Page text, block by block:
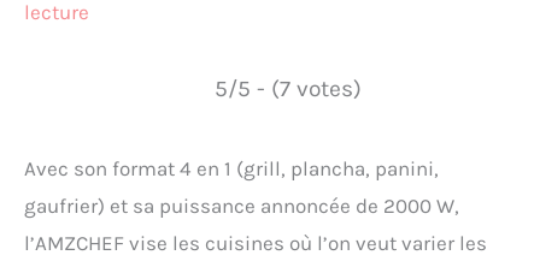
lecture
5/5 - (7 votes)
Avec son format 4 en 1 (grill, plancha, panini,
gaufrier) et sa puissance annoncée de 2000 W,
l’AMZCHEF vise les cuisines où l’on veut varier les